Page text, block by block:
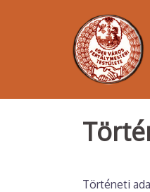
Történeti